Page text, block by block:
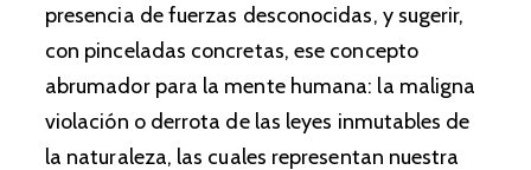
presencia de fuerzas desconocidas, y sugerir,
con pinceladas concretas, ese concepto
abrumador para la mente humana: la maligna
violación o derrota de las leyes inmutables de
la naturaleza, las cuales representan nuestra